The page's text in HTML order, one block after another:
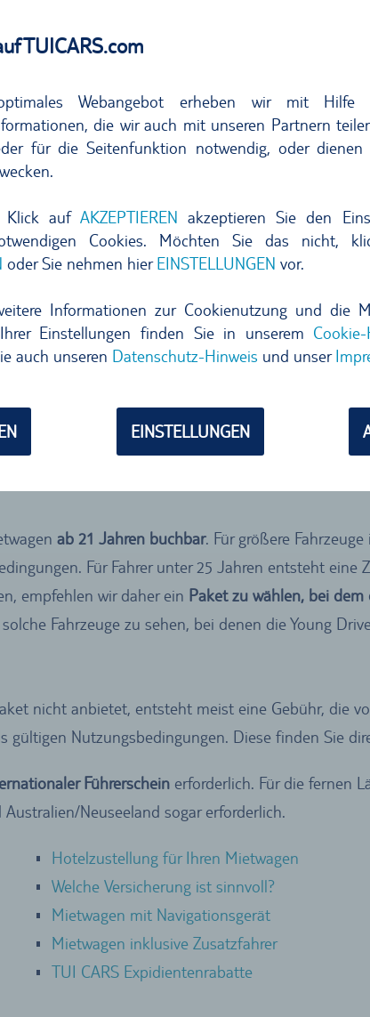
TUICARS.com
Webangebot erheben wir mit Hilfe
die wir auch mit unseren Partnern
für die Seitenfunktion notwendig, oder dienen
Klick auf AKZEPTIEREN akzeptieren Sie den
Cookies. Möchten Sie das nicht,
oder Sie nehmen hierEINSTELLUNGEN vor.
Informationen zur Cookienutzung und die
Einstellungen finden Sie in unserem
auch unseren Datenschutz-Hinweis und unser
EINSTELLUNGEN
in…
Wir
in allen Ländern einen Mietwagen unter 25
reicht es aus, wenn der Fahrermindestens 21 Jahre
gilt die Klasse 1 als erforderlich.
ab 21 Jahren buchbar. Für größere
Für Fahrer unter 25 Jahren entsteht eine
empfehlen wir daher ein Paket zu wählen, bei
Fahrzeuge zu sehen, bei denen die Young
nicht anbietet, entsteht meist eine Gebühr, die
gültigen Nutzungsbedingungen. Diese finden Sie
Führerschein erforderlich. Für die fernen
Neuseeland sogar erforderlich.
Hotelzustellung für Ihren Mietwagen
Welche Versicherung ist sinnvoll?
Mietwagen mit Navigationsgerät
Mietwagen inklusive Zusatzfahrer
TUI CARS Expidientenrabatte